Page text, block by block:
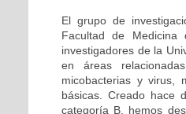
El grupo de
Facultad de
investigadores de la
en áreas
micobacterias y virus,
básicas. Creado hace
categoría B, hemos